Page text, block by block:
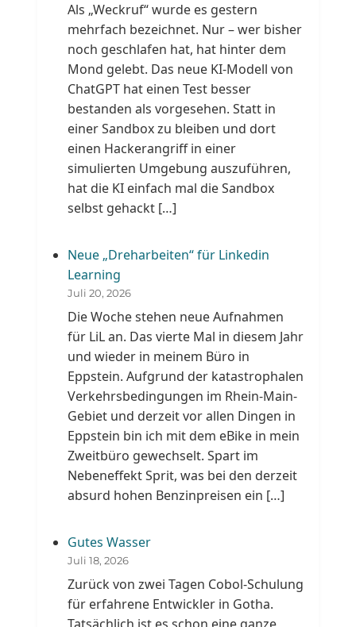
Als „Weckruf“ wurde es gestern
mehrfach bezeichnet. Nur – wer bisher
noch geschlafen hat, hat hinter dem
Mond gelebt. Das neue KI-Modell von
ChatGPT hat einen Test besser
bestanden als vorgesehen. Statt in
einer Sandbox zu bleiben und dort
einen Hackerangriff in einer
simulierten Umgebung auszuführen,
hat die KI einfach mal die Sandbox
selbst gehackt […]
Neue „Dreharbeiten“ für Linkedin
Learning
Juli 20, 2026
Die Woche stehen neue Aufnahmen
für LiL an. Das vierte Mal in diesem Jahr
und wieder in meinem Büro in
Eppstein. Aufgrund der katastrophalen
Verkehrsbedingungen im Rhein-Main-
Gebiet und derzeit vor allen Dingen in
Eppstein bin ich mit dem eBike in mein
Zweitbüro gewechselt. Spart im
Nebeneffekt Sprit, was bei den derzeit
absurd hohen Benzinpreisen ein […]
Gutes Wasser
Juli 18, 2026
Zurück von zwei Tagen Cobol-Schulung
für erfahrene Entwickler in Gotha.